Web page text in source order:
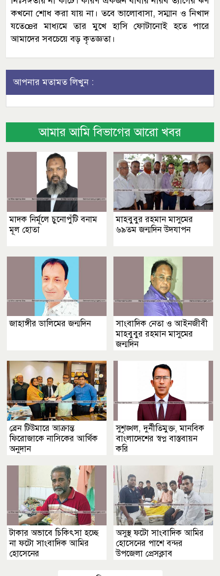
কখনো শোধ করা যায় না। তবে ভালোবাসা, সম্মান ও নিখাদ
যতেœর মাধ্যমে তার মুখে হাসি ফোটানোই হতে পারে
আমাদের সবচেয়ে বড় কৃতজ্ঞতা।
আপনার মতামত লিখুন :
আমার আমি বিভাগের আরো খবর
মাদক নির্মূলে চুনোপুঁটি বনাম
মূল হোতা
মাহবুবুর রহমান মাসুমের
৬৯তম জন্মদিন উদযাপন
জাহাঙ্গীর ডালিমের জন্মদিন
সাংবাদিক নেতা ও আইনজীবী
মাহবুবুর রহমান মাসুমের
জন্মদিন
ব্রেন টিউমারে আক্রান্ত
ফিরোজাকে নাসিকের আর্থিক
অনুদান
সুশৃঙ্খল, দুর্নীতিমুক্ত, মানবিক
বাংলাদেশের স্বপ্ন বাস্তবায়ন
করি
টাকার অভাবে চিকিৎসা হচ্ছে
না ফটো সাংবাদিক আমির
হোসেনের
অসুস্থ ফটো সাংবাদিক আমির
হোসেনের পাশে বন্দর
উপজেলা প্রেসক্লাব